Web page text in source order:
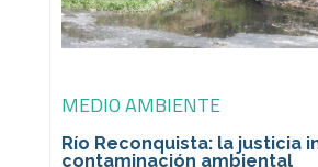
MEDIO AMBIENTE
Río Reconquista: la justicia
contaminación ambiental